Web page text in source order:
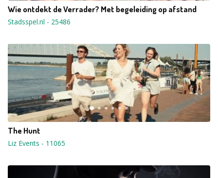
Wie ontdekt de Verrader? Met begeleiding op afstand
Stadsspel.nl - 25486
The Hunt
Liz Events - 11065